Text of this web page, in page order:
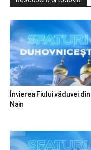
Învierea Fiului văduvei din
Nain